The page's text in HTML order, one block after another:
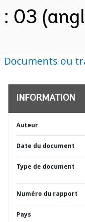
: 03
Documents ou
INFORMATION
Auteur
Date du document
Type de document
Numéro du rapport
Pays